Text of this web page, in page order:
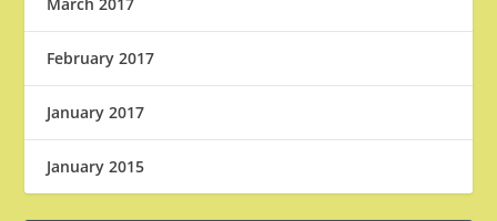
February 2017
January 2017
January 2015